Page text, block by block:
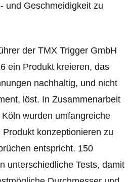
und Geschmeidigkeit zu
der TMX Trigger GmbH
ein Produkt kreieren, das
nachhaltig, und nicht
löst. In Zusammenarbeit
wurden umfangreiche
konzeptionieren zu
entspricht. 150
unterschiedliche Tests, damit